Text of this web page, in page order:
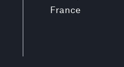
France